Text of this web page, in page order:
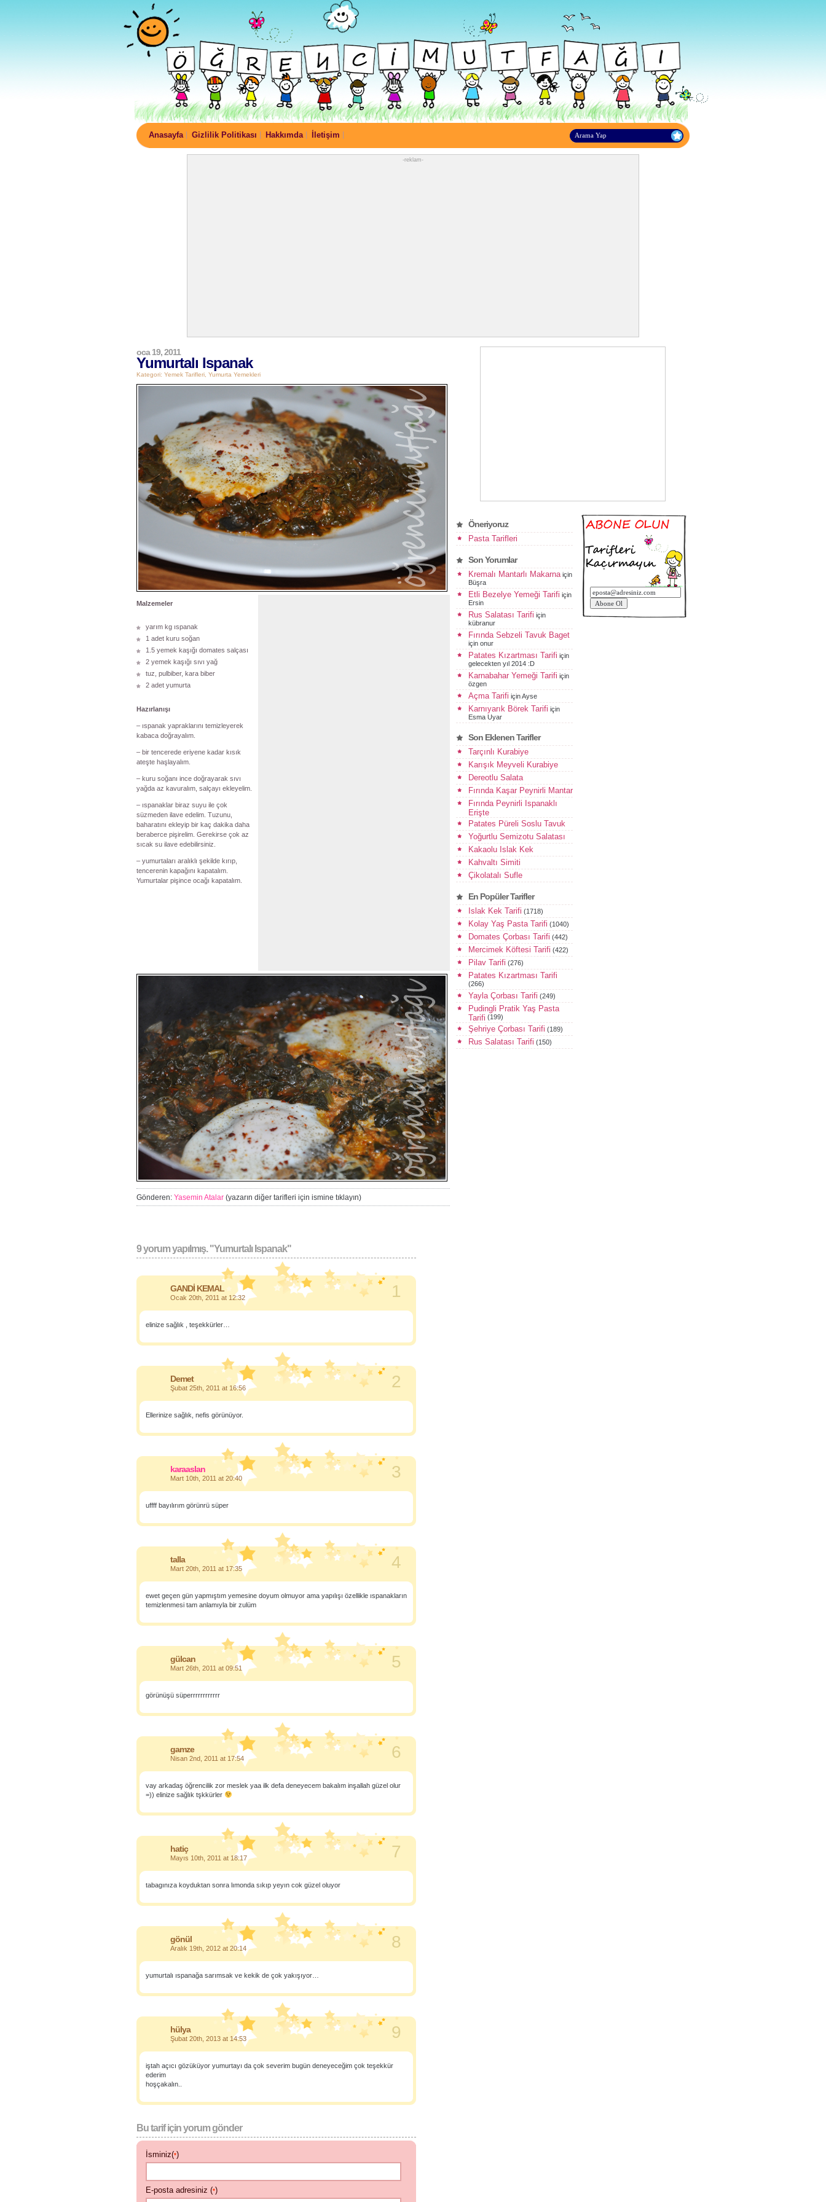
Anasayfa Gizlilik Politikası Hakkımda İletişim
-reklam-
Yumurtalı Ispanak
oca 19, 2011
Kategori: Yemek Tarifleri Yumurta Yemekleri
Malzemeler
yarım kg ıspanak
1 adet kuru soğan
1.5 yemek kaşığı domates salçası
2 yemek kaşığı sıvı yağ
tuz, pulbiber, kara biber
2 adet yumurta
Hazırlanışı
– ıspanak yapraklarını temizleyerek
kabaca doğrayalım.
– bir tencerede eriyene kadar kısık
ateşte haşlayalım.
– kuru soğanı ince doğrayarak sıvı
yağda az kavuralım, salçayı ekleyelim.
– ıspanaklar biraz suyu ile çok
süzmeden ilave edelim. Tuzunu,
baharatını ekleyip bir kaç dakika daha
beraberce pişirelim. Gerekirse çok az
sıcak su ilave edebilirsiniz.
– yumurtaları aralıklı şekilde kırıp,
tencerenin kapağını kapatalım.
Yumurtalar pişince ocağı kapatalım.
Gönderen: Yasemin Atalar (yazarın diğer tarifleri için ismine tıklayın)
9 yorum yapılmış. "Yumurtalı Ispanak"
GANDİ KEMAL
Ocak 20th, 2011 at 12:32 1
elinize sağlık , teşekkürler…
Demet
Şubat 25th, 2011 at 16:56 2
Ellerinize sağlık, nefis görünüyor.
karaaslan
Mart 10th, 2011 at 20:40 3
uffff bayılırım görünrü süper
talla
Mart 20th, 2011 at 17:35 4
ewet geçen gün yapmıştım yemesine doyum olmuyor ama yapılışı özellikle ıspanakların
temizlenmesi tam anlamıyla bir zulüm
gülcan
Mart 26th, 2011 at 09:51 5
görünüşü süperrrrrrrrrrrr
gamze
Nisan 2nd, 2011 at 17:54 6
vay arkadaş öğrencilik zor meslek yaa ilk defa deneyecem bakalım inşallah güzel olur
=)) elinize sağlık tşkkürler
hatiç
Mayıs 10th, 2011 at 18:17 7
tabagınıza koyduktan sonra lımonda sıkıp yeyın cok güzel oluyor
gönül
Aralık 19th, 2012 at 20:14 8
yumurtalı ıspanağa sarımsak ve kekik de çok yakışıyor…
hülya
Şubat 20th, 2013 at 14:53 9
iştah açıcı gözüküyor yumurtayı da çok severim bugün deneyeceğim çok teşekkür
ederim
hoşçakalın..
Bu tarif için yorum gönder
İsminiz(*)
E-posta adresiniz (*)
Öneriyoruz
Pasta Tarifleri
Son Yorumlar
Kremalı Mantarlı Makarna için
Büşra
Etli Bezelye Yemeği Tarifi için
Ersin
Rus Salatası Tarifi için
kübranur
Fırında Sebzeli Tavuk Baget
için onur
Patates Kızartması Tarifi için
gelecekten yıl 2014 :D
Karnabahar Yemeği Tarifi için
özgen
Açma Tarifi içinAyse
Karnıyarık Börek Tarifi için
Esma Uyar
Son Eklenen Tarifler
Tarçınlı Kurabiye
Karışık Meyveli Kurabiye
Dereotlu Salata
Fırında Kaşar Peynirli Mantar
Fırında Peynirli Ispanaklı
Erişte
Patates Püreli Soslu Tavuk
Yoğurtlu Semizotu Salatası
Kakaolu Islak Kek
Kahvaltı Simiti
Çikolatalı Sufle
En Popüler Tarifler
Islak Kek Tarifi (1718)
Kolay Yaş Pasta Tarifi (1040)
Domates Çorbası Tarifi (442)
Mercimek Köftesi Tarifi (422)
Pilav Tarifi (276)
Patates Kızartması Tarifi
(266)
Yayla Çorbası Tarifi (249)
Pudingli Pratik Yaş Pasta
Tarifi (199)
Şehriye Çorbası Tarifi (189)
Rus Salatası Tarifi (150)